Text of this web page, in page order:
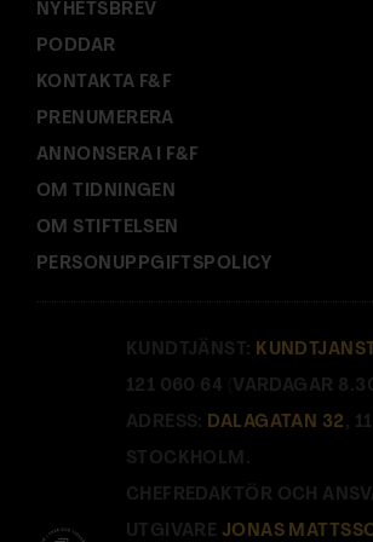
NYHETSBREV
PODDAR
KONTAKTA F&F
PRENUMERERA
ANNONSERA I F&F
OM TIDNINGEN
OM STIFTELSEN
PERSONUPPGIFTSPOLICY
KUNDTJÄNST:
121 060 64 (VARDAGAR
ADRESS: DALAGATAN 32 ,
STOCKHOLM.
CHEFREDAKTÖR OCH
UTGIVARE JONAS